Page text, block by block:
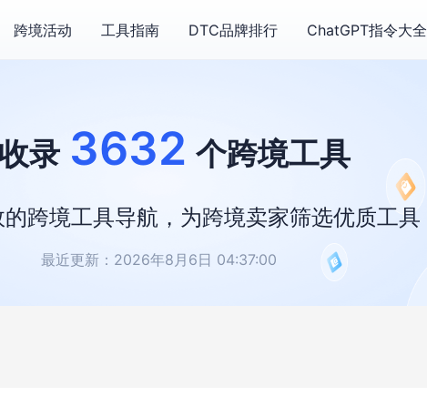
跨境活动 工具指南 DTC品牌排行 ChatGPT指令大全
录 3632 个跨境工具
跨境工具导航，为跨境卖家筛选优质工具
最近更新：2026年8月6日 04:37:00